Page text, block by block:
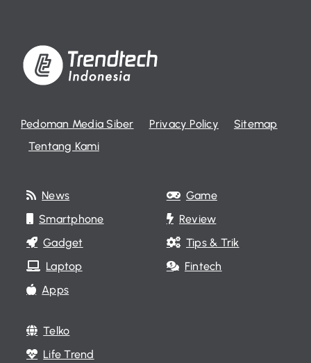
Pedoman Media Siber Privacy Policy
Sitemap
Tentang Kami
News
Smartphone
Gadget
Laptop
Apps
Game
Review
Tips & Trik
Fintech
Telko
Life Trend